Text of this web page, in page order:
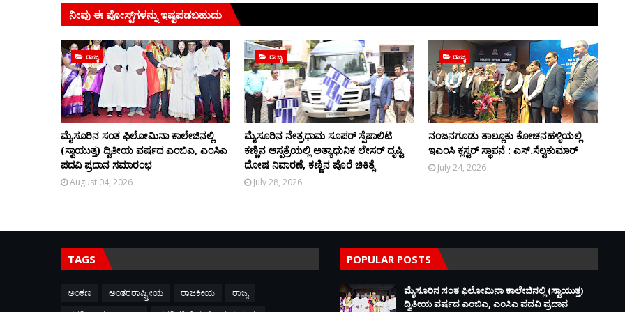
ನೀವು ಈ ಪೋಸ್ಟ್‌ಗಳನ್ನು ಇಷ್ಟಪಡಬಹುದು
ರಾಜ್ಯ
ಮೈಸೂರಿನ ಸಂತ ಫಿಲೋಮಿನಾ ಕಾಲೇಜಿನಲ್ಲಿ
(ಸ್ವಾಯುತ್ತ) ದ್ವಿತೀಯ ವರ್ಷದ ಎಂಬಿಎ, ಎಂಸಿಎ
ಪದವಿ ಪ್ರದಾನ ಸಮಾರಂಭ
August 04, 2026
ರಾಜ್ಯ
ಮೈಸೂರಿನ ನೇತ್ರಧಾಮ ಸೂಪರ್ ಸ್ಪೆಷಾಲಿಟಿ
ಕಣ್ಣಿನ ಆಸ್ಪತ್ರೆಯಲ್ಲಿ ಅತ್ಯಾಧುನಿಕ ಲೇಸರ್ ದೃಷ್ಟಿ
ದೋಷ ನಿವಾರಣೆ, ಕಣ್ಣಿನ ಪೊರೆ ಚಿಕಿತ್ಸೆ
July 28, 2026
ರಾಜ್ಯ
ನಂಜನಗೂಡು ತಾಲ್ಲೂಕು ಕೋಚನಹಳ್ಳಿಯಲ್ಲಿ
ಇಎಂಸಿ ಕ್ಲಸ್ಟರ್ ಸ್ಥಾಪನೆ : ಎಸ್.ಸೆಲ್ವಕುಮಾರ್
July 24, 2026
TAGS
ಅಂಕಣ ಅಂತರರಾಷ್ಟ್ರೀಯ ರಾಜಕೀಯ
ರಾಜ್ಯ
POPULAR POSTS
ಮೈಸೂರಿನ ಸಂತ ಫಿಲೋಮಿನಾ ಕಾಲೇಜಿನಲ್ಲಿ (ಸ್ವಾಯುತ್ತ)
ದ್ವಿತೀಯ ವರ್ಷದ ಎಂಬಿಎ, ಎಂಸಿಎ ಪದವಿ ಪ್ರದಾನ